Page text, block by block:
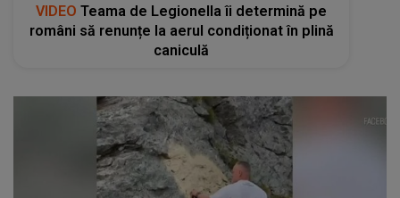
VIDEO Teama de Legionella îi determină pe
români să renunțe la aerul condiționat în plină
caniculă